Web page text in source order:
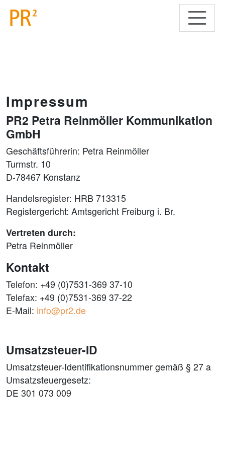
Impressum
PR2 Petra Reinmöller Kommunikation
GmbH
Geschäftsführerin: Petra Reinmöller
Turmstr. 10
D-78467 Konstanz
Handelsregister: HRB 713315
Registergericht: Amtsgericht Freiburg i. Br.
Vertreten durch:
Petra Reinmöller
Kontakt
Telefon: +49 (0)7531-369 37-10
Telefax: +49 (0)7531-369 37-22
E-Mail: info@pr2.de
Umsatzsteuer-ID
Umsatzsteuer-Identifikationsnummer gemäß § 27 a
Umsatzsteuergesetz:
DE 301 073 009